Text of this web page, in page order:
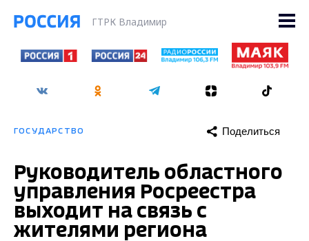
ГТРК Владимир
ГОСУДАРСТВО Поделиться
Руководитель областного
управления Росреестра
выходит на связь с
жителями региона